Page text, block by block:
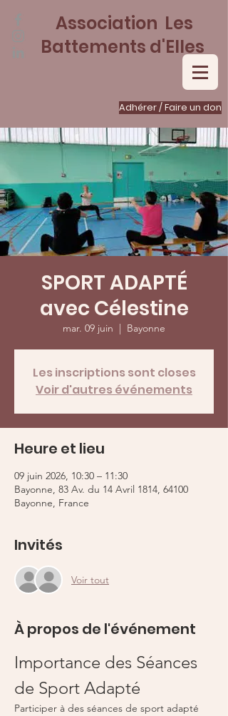
Adhérer / Faire un don
Association Les
Battements d'Elles
SPORT ADAPTÉ
avec Célestine
mar. 09 juin
  |
Bayonne
Les inscriptions sont closes
Voir d'autres événements
Heure et lieu
09 juin 2026, 10:30 – 11:30
Bayonne, 83 Av. du 14 Avril 1814, 64100
Bayonne, France
Invités
Voir tout
À propos de l'événement
Importance des Séances
de Sport Adapté
Participer à des séances de sport adapté